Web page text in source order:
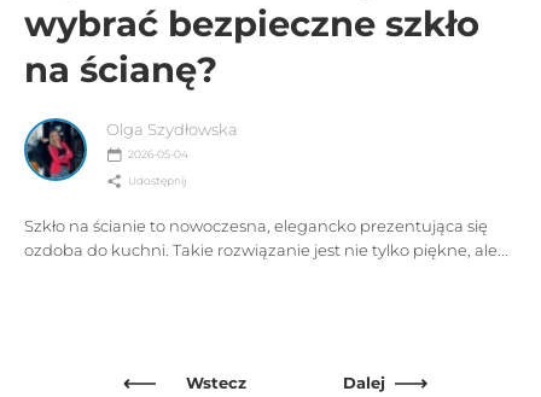
wybrać bezpieczne szkło
na ścianę?
Olga Szydłowska
2026-05-04
Udostępnij
Szkło na ścianie to nowoczesna, elegancko prezentująca się
ozdoba do kuchni. Takie rozwiązanie jest nie tylko piękne, ale...
Wstecz Dalej